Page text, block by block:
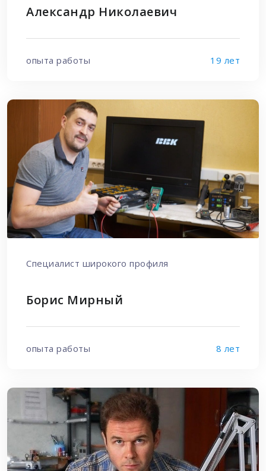
Александр Николаевич
опыта работы 19 лет
Специалист широкого профиля
Борис Мирный
опыта работы 8 лет